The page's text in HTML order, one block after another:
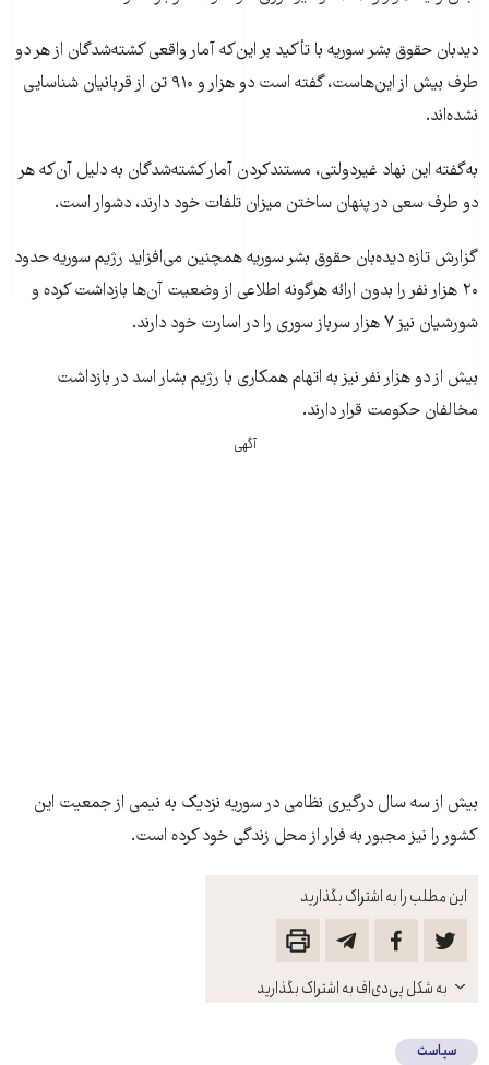
این مطلب را به اشتراک بگذارید
باز
کنید
به شکل پی‌دی‌اف به اشتراک بگذارید
دیدبان حقوق بشر سوریه با تأکید بر این‌که آمار واقعی کشته‌شدگان از هر دو
طرف بیش از این‌هاست، گفته است دو هزار و ۹۱۰ تن از قربانیان شناسایی
نشده‌اند.
به‌گفته این نهاد غیردولتی، مستندکردن آمار کشته‌شدگان به دلیل آن‌که هر
دو طرف سعی در پنهان ساختن میزان تلفات خود دارند، دشوار است.
گزارش تازه دید‌ه‌بان حقوق بشر سوریه همچنین می‌افزاید رژیم سوریه حدود
۲۰ هزار نفر را بدون ارائه هرگونه اطلاعی از وضعیت آن‌ها بازداشت کرده و
شورشیان نیز ۷ هزار سرباز سوری را در اسارت خود دارند.
بیش از دو هزار نفر نیز به اتهام همکاری با رژیم بشار اسد در بازداشت
مخالفان حکومت قرار دارند.
آگهی
بیش از سه سال درگیری‌ نظامی در سوریه نزدیک به نیمی از جمعیت این
کشور را نیز مجبور به فرار از محل زندگی خود کرده است.
سیاست